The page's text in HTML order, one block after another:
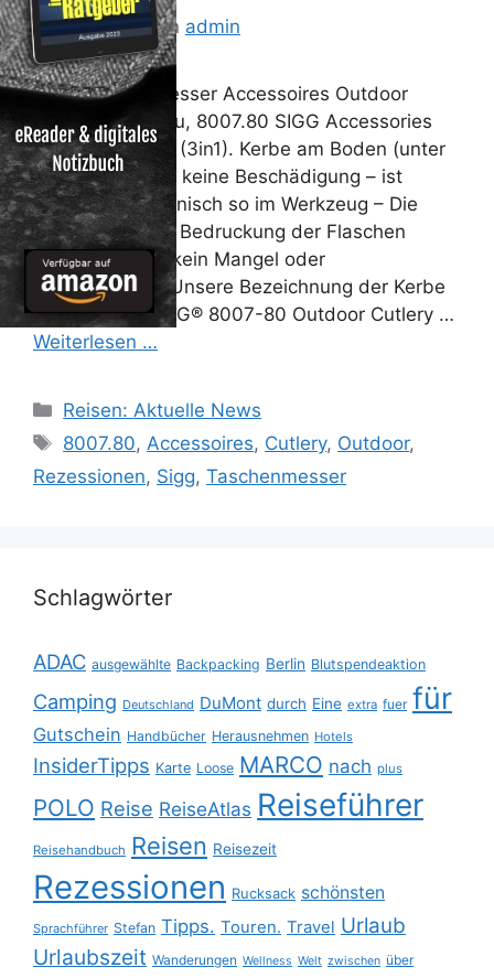
21. Juli 2013 von admin
Sigg Taschenmesser Accessoires Outdoor
Cutlery 3 In 1, alu, 8007.80 SIGG Accessories
Outdoor Cutlery (3in1). Kerbe am Boden (unter
der ETIKETTE) – keine Beschädigung – ist
produktionstechnisch so im Werkzeug – Die
Kerbe ist für die Bedruckung der Flaschen
notwendig und kein Mangel oder
Beschädigung! Unsere Bezeichnung der Kerbe
= Passernut SIGG® 8007-80 Outdoor Cutlery …
Weiterlesen …
Kategorien
Reisen: Aktuelle News
Schlagwörter
8007.80, Accessoires, Cutlery, Outdoor,
Rezessionen, Sigg, Taschenmesser
Schlagwörter
ADAC ausgewählte Backpacking Berlin Blutspendeaktion
Camping Deutschland DuMont durch Eine extra fuer für
Gutschein Handbücher Herausnehmen Hotels
InsiderTipps Karte Loose MARCO nach plus
POLO Reise ReiseAtlas Reiseführer
Reisehandbuch Reisen Reisezeit
Rezessionen Rucksack schönsten
Sprachführer Stefan Tipps. Touren. Travel Urlaub
Urlaubszeit Wanderungen Wellness Welt zwischen über